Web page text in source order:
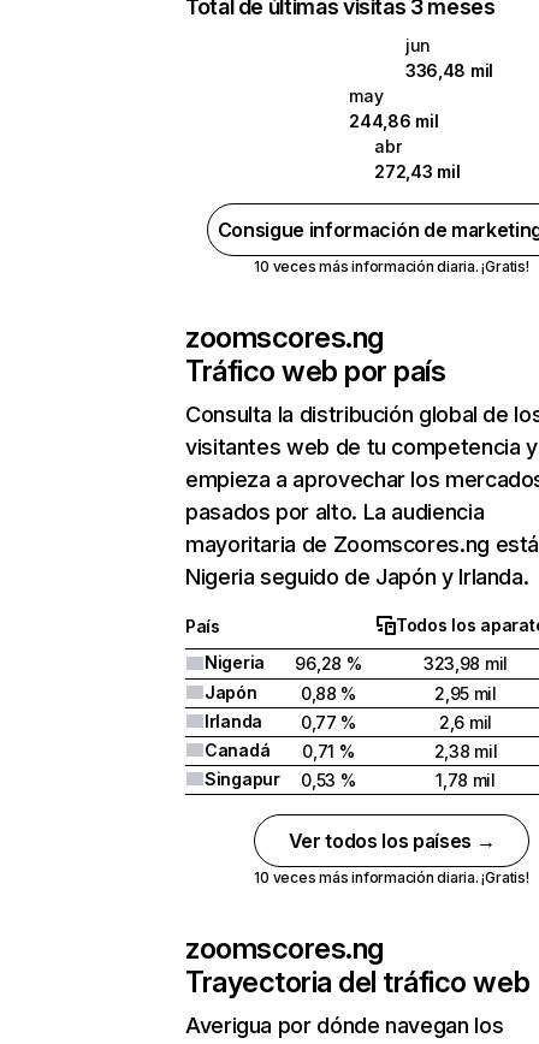
Total de últimas visitas 3 meses
jun
336,48 mil
may
244,86 mil
abr
272,43 mil
Consigue información de
10 veces más información diaria. ¡Gratis!
zoomscores.ng
Tráfico web por país
Consulta la distribución global de
visitantes web de tu competencia y
empieza a aprovechar los
pasados por alto. La audiencia
mayoritaria de Zoomscores.ng
Nigeria seguido de Japón y Irlanda.
País
Todos los
Nigeria
96,28 %
323,98 mil
Japón
0,88 %
2,95 mil
Irlanda
0,77 %
2,6 mil
Canadá
0,71 %
2,38 mil
Singapur
0,53 % 1,78 mil
Ver todos los países →
10 veces más información diaria. ¡Gratis!
zoomscores.ng
Trayectoria del tráfico web
Averigua por dónde navegan los